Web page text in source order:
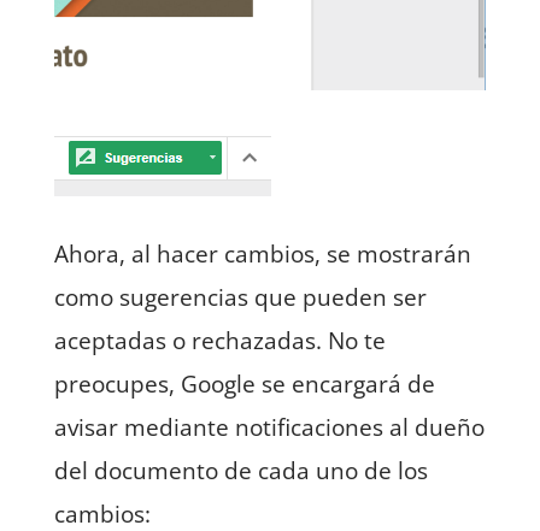
Ahora, al hacer cambios, se mostrarán
como sugerencias que pueden ser
aceptadas o rechazadas. No te
preocupes, Google se encargará de
avisar mediante notificaciones al dueño
del documento de cada uno de los
cambios: